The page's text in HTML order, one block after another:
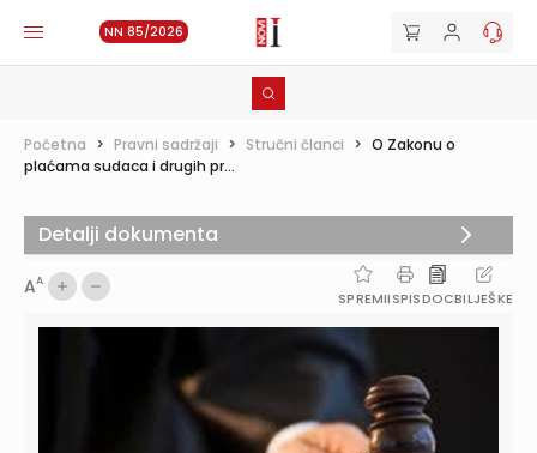
NN 85/2026
Početna > Pravni sadržaji > Stručni članci > O Zakonu o
plaćama sudaca i drugih pr...
AA
SPREMIISPISDOCBILJEŠKE
Detalji dokumenta